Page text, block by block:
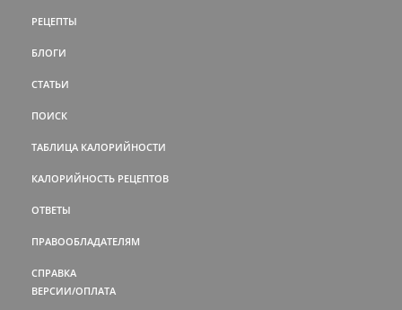
РЕЦЕПТЫ
БЛОГИ
СТАТЬИ
ПОИСК
ТАБЛИЦА КАЛОРИЙНОСТИ
КАЛОРИЙНОСТЬ РЕЦЕПТОВ
ОТВЕТЫ
ПРАВООБЛАДАТЕЛЯМ
СПРАВКА
ВЕРСИИ/ОПЛАТА